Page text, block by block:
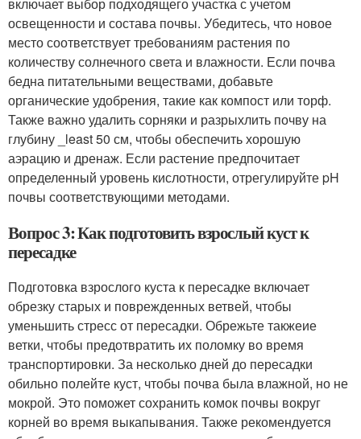
освещенности и состава почвы. Убедитесь, что новое
место соответствует требованиям растения по
количеству солнечного света и влажности. Если почва
бедна питательными веществами, добавьте
органические удобрения, такие как компост или торф.
Также важно удалить сорняки и разрыхлить почву на
глубину _least 50 см, чтобы обеспечить хорошую
аэрацию и дренаж. Если растение предпочитает
определенный уровень кислотности, отрегулируйте pH
почвы соответствующими методами.
Вопрос 3: Как подготовить взрослый куст к
пересадке
Подготовка взрослого куста к пересадке включает
обрезку старых и поврежденных ветвей, чтобы
уменьшить стресс от пересадки. Обрежьте такжеие
ветки, чтобы предотвратить их поломку во время
транспортировки. За несколько дней до пересадки
обильно полейте куст, чтобы почва была влажной, но не
мокрой. Это поможет сохранить комок почвы вокруг
корней во время выкапывания. Также рекомендуется